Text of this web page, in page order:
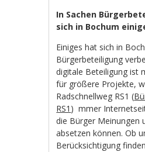
In Sachen
sich in Bochum
Einiges hat sich in
Bürgerbeteiligung
digitale Beteiligung ist
für größere Projekte,
Radschnellweg RS1 (
RS1 ) mmer
die Bürger Meinungen
absetzen können. Ob
Berücksichtigung